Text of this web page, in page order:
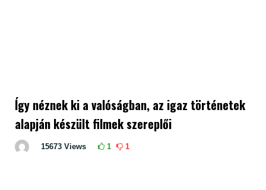
Így néznek ki a valóságban, az igaz történetek
alapján készült filmek szereplői
15673 Views 1 1